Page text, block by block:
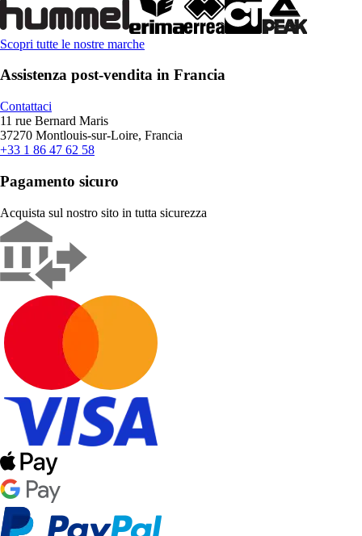
Scopri tutte le nostre marche
Assistenza post-vendita in Francia
Contattaci
11 rue Bernard Maris
37270 Montlouis-sur-Loire, Francia
+33 1 86 47 62 58
Pagamento sicuro
Acquista sul nostro sito in tutta sicurezza